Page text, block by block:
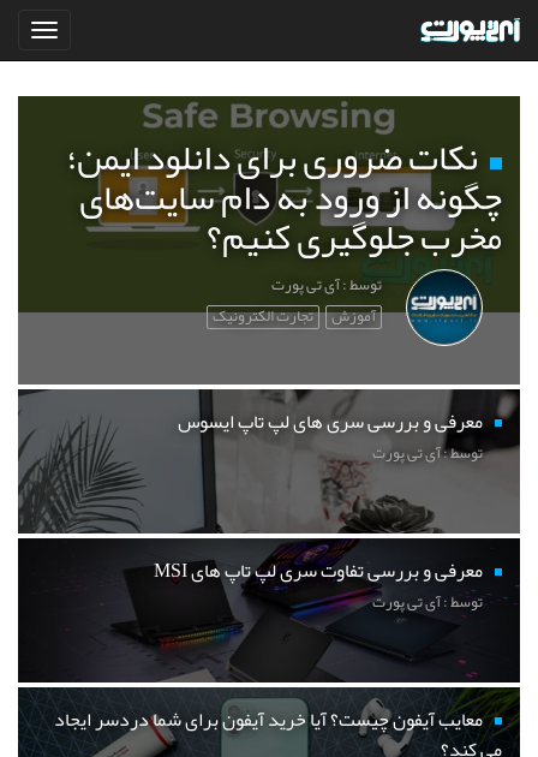
نکات ضروری برای دانلود ایمن؛
چگونه از ورود به دام سایت‌های
مخرب جلوگیری کنیم؟
توسط : آی تی پورت
آموزش تجارت الکترونیک
معرفی و بررسی سری های لپ تاپ ایسوس
توسط : آی تی پورت
معرفی و بررسی تفاوت سری لپ تاپ های MSI
توسط : آی تی پورت
معایب آیفون چیست؟ آیا خرید آیفون برای شما دردسر ایجاد